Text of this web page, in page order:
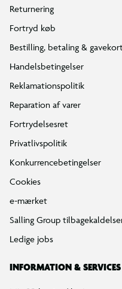
Returnering
Fortryd køb
Bestilling, betaling &
Handelsbetingelser
Reklamationspolitik
Reparation af varer
Fortrydelsesret
Privatlivspolitik
Konkurrencebetingelser
Cookies
e-mærket
Salling Group
Ledige jobs
INFORMATION & SERVICES